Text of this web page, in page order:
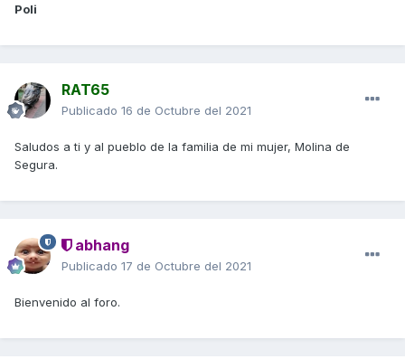
Poli
RAT65
Publicado 16 de Octubre del 2021
Saludos a ti y al pueblo de la familia de mi mujer, Molina de
Segura.
abhang
Publicado 17 de Octubre del 2021
Bienvenido al foro.